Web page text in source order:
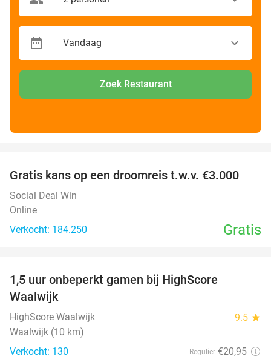
Zoek Restaurant
Gratis kans op een droomreis t.w.v. €3.000
Social Deal Win
Online
Verkocht: 184.250
Gratis
1,5 uur onbeperkt gamen bij HighScore
Waalwijk
HighScore Waalwijk 9.5 star
Waalwijk (10 km)
Verkocht: 130
Regulier €20,95